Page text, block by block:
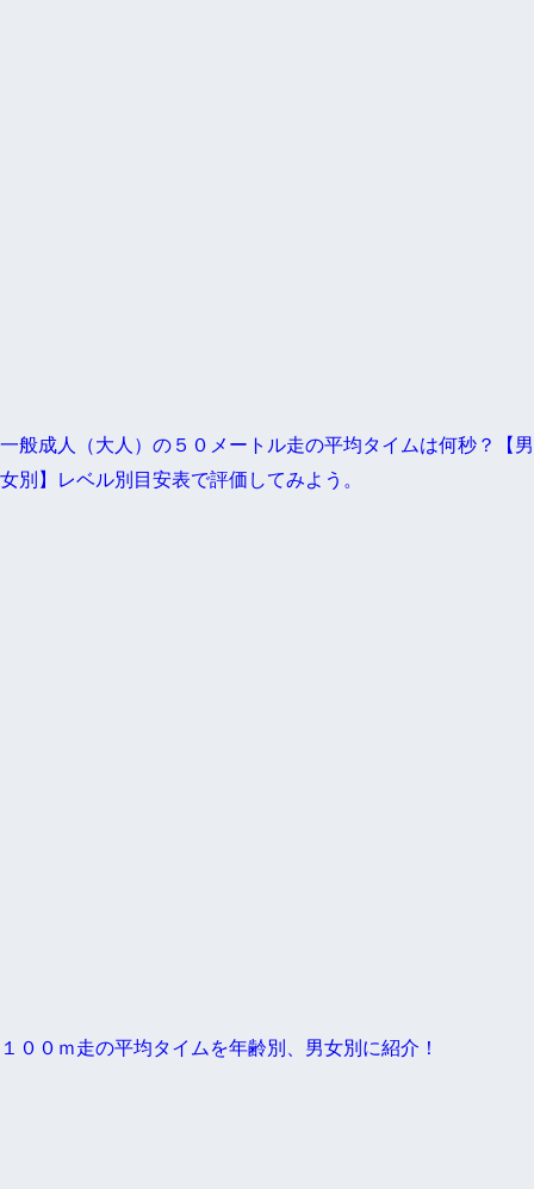
一般成人（大人）の５０メートル走の平均タイムは何秒？【男
女別】レベル別目安表で評価してみよう。
１００ｍ走の平均タイムを年齢別、男女別に紹介！